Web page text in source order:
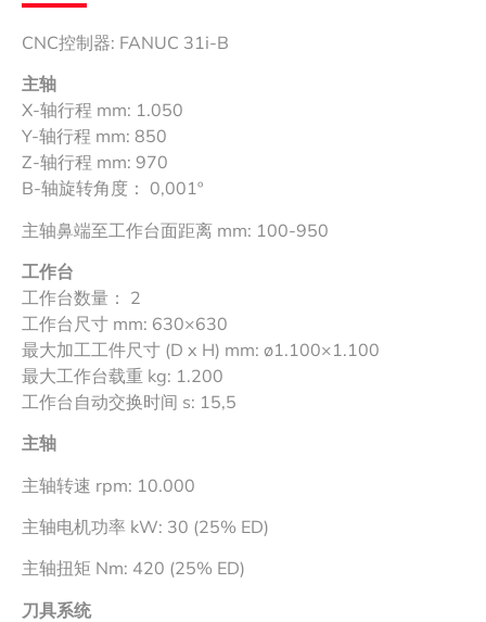
CNC控制器: FANUC 31i-B
主轴
X-轴行程 mm: 1.050
Y-轴行程 mm: 850
Z-轴行程 mm: 970
B-轴旋转角度： 0,001º
主轴鼻端至工作台面距离 mm: 100-950
工作台
工作台数量： 2
工作台尺寸 mm: 630×630
最大加工工件尺寸 (D x H) mm: ø1.100×1.100
最大工作台载重 kg: 1.200
工作台自动交换时间 s: 15,5
主轴
主轴转速 rpm: 10.000
主轴电机功率 kW: 30 (25% ED)
主轴扭矩 Nm: 420 (25% ED)
刀具系统